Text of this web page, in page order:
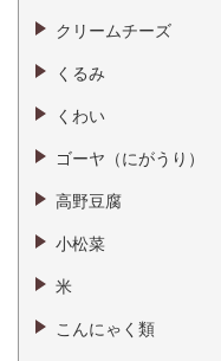
クリームチーズ
くるみ
くわい
ゴーヤ（にがうり）
高野豆腐
小松菜
米
こんにゃく類